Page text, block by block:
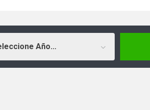
Año...